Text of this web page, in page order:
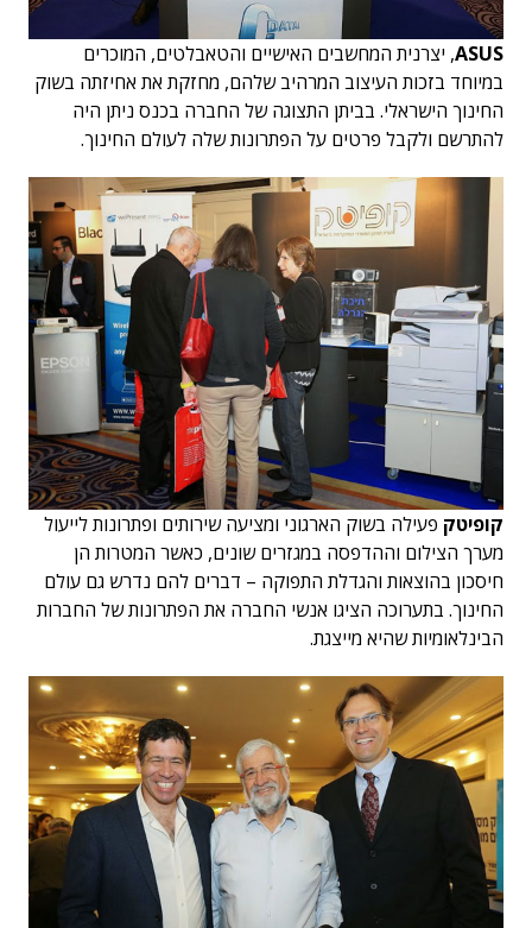
ASUS, יצרנית המחשבים האישיים והטאבלטים, המוכרים
במיוחד בזכות העיצוב המרהיב שלהם, מחזקת את אחיזתה בשוק
החינוך הישראלי. בביתן התצוגה של החברה בכנס ניתן היה
להתרשם ולקבל פרטים על הפתרונות שלה לעולם החינוך.
קופיטק פעילה בשוק הארגוני ומציעה שירותים ופתרונות לייעול
מערך הצילום וההדפסה במגזרים שונים, כאשר המטרות הן
חיסכון בהוצאות והגדלת התפוקה – דברים להם נדרש גם עולם
החינוך. בתערוכה הציגו אנשי החברה את הפתרונות של החברות
הבינלאומיות שהיא מייצגת.